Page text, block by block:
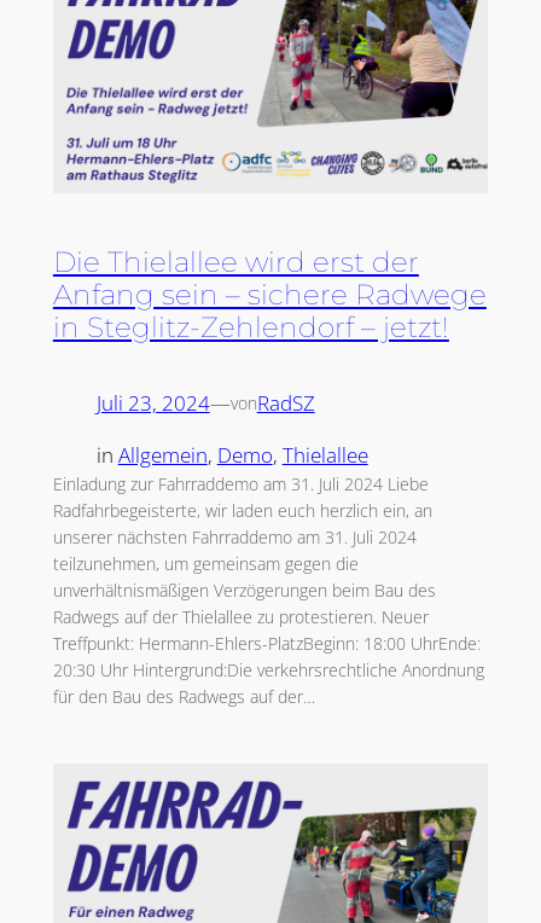
Die Thielallee wird erst der
Anfang sein – sichere Radwege
in Steglitz-Zehlendorf – jetzt!
Juli 23, 2024—vonRadSZ
in Allgemein, Demo, Thielallee
Einladung zur Fahrraddemo am 31. Juli 2024 Liebe
Radfahrbegeisterte, wir laden euch herzlich ein, an
unserer nächsten Fahrraddemo am 31. Juli 2024
teilzunehmen, um gemeinsam gegen die
unverhältnismäßigen Verzögerungen beim Bau des
Radwegs auf der Thielallee zu protestieren. Neuer
Treffpunkt: Hermann-Ehlers-PlatzBeginn: 18:00 UhrEnde:
20:30 Uhr Hintergrund:Die verkehrsrechtliche Anordnung
für den Bau des Radwegs auf der…